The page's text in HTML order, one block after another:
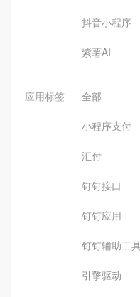
抖音小程序
紫薯AI
应用标签 全部
小程序支付
汇付
钉钉接口
钉钉应用
钉钉辅助工
引擎驱动